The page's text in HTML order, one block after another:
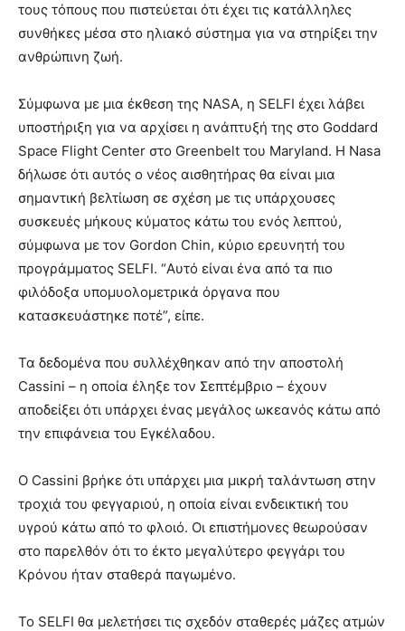
τους τόπους που πιστεύεται ότι έχει τις κατάλληλες
συνθήκες μέσα στο ηλιακό σύστημα για να στηρίξει την
ανθρώπινη ζωή.
Σύμφωνα με μια έκθεση της NASA, η SELFI έχει λάβει
υποστήριξη για να αρχίσει η ανάπτυξή της στο Goddard
Space Flight Center στο Greenbelt του Maryland. Η Nasa
δήλωσε ότι αυτός ο νέος αισθητήρας θα είναι μια
σημαντική βελτίωση σε σχέση με τις υπάρχουσες
συσκευές μήκους κύματος κάτω του ενός λεπτού,
σύμφωνα με τον Gordon Chin, κύριο ερευνητή του
προγράμματος SELFI. “Αυτό είναι ένα από τα πιο
φιλόδοξα υπομυολομετρικά όργανα που
κατασκευάστηκε ποτέ”, είπε.
Τα δεδομένα που συλλέχθηκαν από την αποστολή
Cassini – η οποία έληξε τον Σεπτέμβριο – έχουν
αποδείξει ότι υπάρχει ένας μεγάλος ωκεανός κάτω από
την επιφάνεια του Εγκέλαδου.
Ο Cassini βρήκε ότι υπάρχει μια μικρή ταλάντωση στην
τροχιά του φεγγαριού, η οποία είναι ενδεικτική του
υγρού κάτω από το φλοιό. Οι επιστήμονες θεωρούσαν
στο παρελθόν ότι το έκτο μεγαλύτερο φεγγάρι του
Κρόνου ήταν σταθερά παγωμένο.
Το SELFI θα μελετήσει τις σχεδόν σταθερές μάζες ατμών